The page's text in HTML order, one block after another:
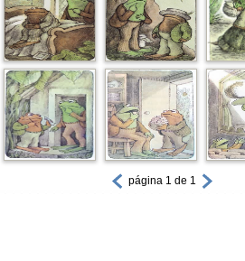
página 1 de 1